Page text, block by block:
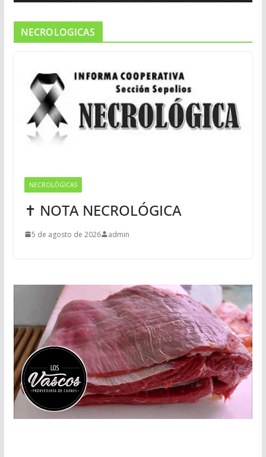
NECROLOGICAS
NECROLÓGICAS
✝ NOTA NECROLÓGICA
5 de agosto de 2026 admin